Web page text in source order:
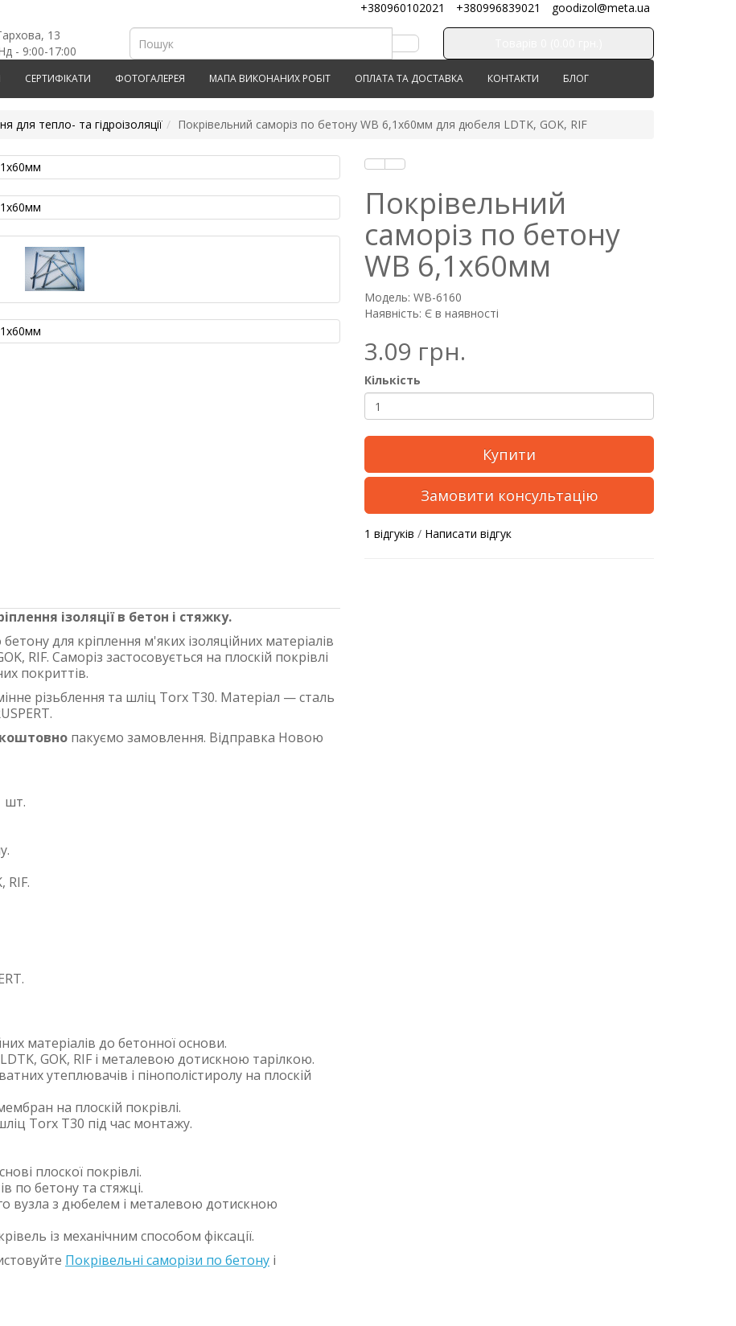
+380960102021 +380996839021
goodizol@meta.ua
13
- 9:00-17:00
СЕРТИФІКАТИ ФОТОГАЛЕРЕЯ МАПА ВИКОНАНИХ РОБІТ ОПЛАТА ТА ДОСТАВКА КОНТАКТИ БЛОГ
для тепло- та гідроізоляції Покрівельний саморіз по бетону WB 6,1х60мм для дюбеля LDTK, GOK, RIF
Покрівельний
саморіз по бетону
WB 6,1х60мм
Модель: WB-6160
Наявність: Є в наявності
3.09 грн.
Кількість
Купити
Замовити консультацію
1 відгуків / Написати відгук
ізоляції в бетон і стяжку.
для кріплення м'яких ізоляційних матеріалів
RIF. Саморіз застосовується на плоскій покрівлі
покриттів.
різьблення та шліц Torx T30. Матеріал — сталь
пакуємо замовлення. Відправка Новою
шт.
RIF.
матеріалів до бетонної основи.
GOK, RIF і металевою дотискною тарілкою.
утеплювачів і пінополістиролу на плоскій
на плоскій покрівлі.
Torx T30 під час монтажу.
плоскої покрівлі.
по бетону та стяжці.
вузла з дюбелем і металевою дотискною
із механічним способом фіксації.
Покрівельні саморізи по бетону і